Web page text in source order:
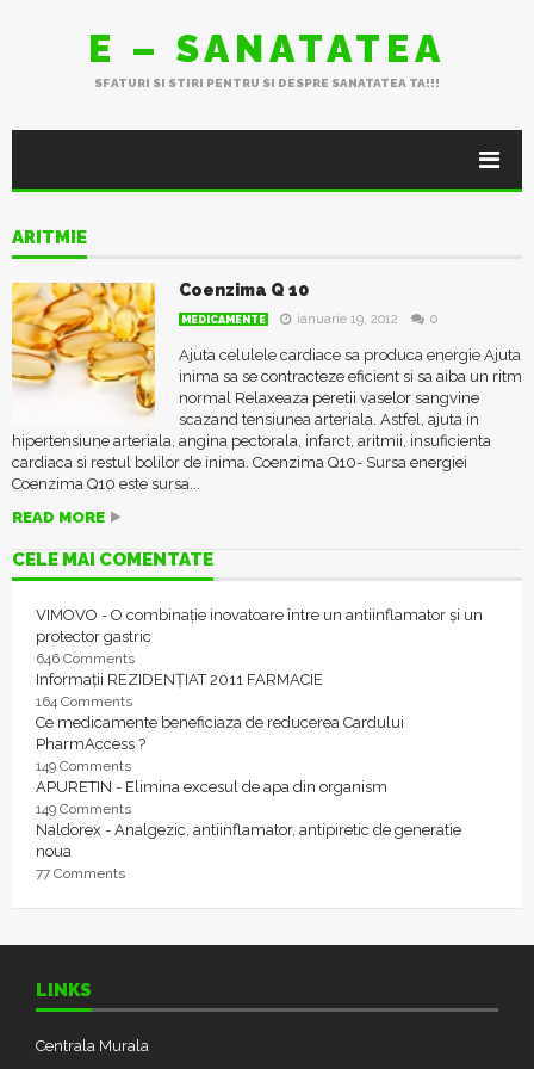
E – SANATATEA
SFATURI SI STIRI PENTRU SI DESPRE SANATATEA TA!!!
ARITMIE
Coenzima Q 10
MEDICAMENTE ianuarie 19, 2012 0
Ajuta celulele cardiace sa produca energie Ajuta
inima sa se contracteze eficient si sa aiba un ritm
normal Relaxeaza peretii vaselor sangvine
scazand tensiunea arteriala. Astfel, ajuta in
hipertensiune arteriala, angina pectorala, infarct, aritmii, insuficienta
cardiaca si restul bolilor de inima. Coenzima Q10- Sursa energiei
Coenzima Q10 este sursa...
READ MORE
CELE MAI COMENTATE
VIMOVO - O combinație inovatoare între un antiinflamator și un
protector gastric
646 Comments
Informații REZIDENȚIAT 2011 FARMACIE
164 Comments
Ce medicamente beneficiaza de reducerea Cardului
PharmAccess ?
149 Comments
APURETIN - Elimina excesul de apa din organism
149 Comments
Naldorex - Analgezic, antiinflamator, antipiretic de generatie
noua
77 Comments
LINKS
Centrala Murala